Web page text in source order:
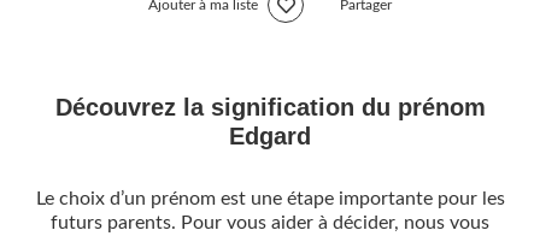
Ajouter à ma liste Partager
Découvrez la signification du prénom
Edgard
Le choix d’un prénom est une étape importante pour les
futurs parents. Pour vous aider à décider, nous vous